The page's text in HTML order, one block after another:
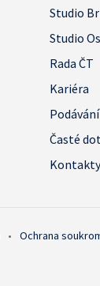
Studio
Studio
Rada ČT
Kariéra
Časté
• Ochrana